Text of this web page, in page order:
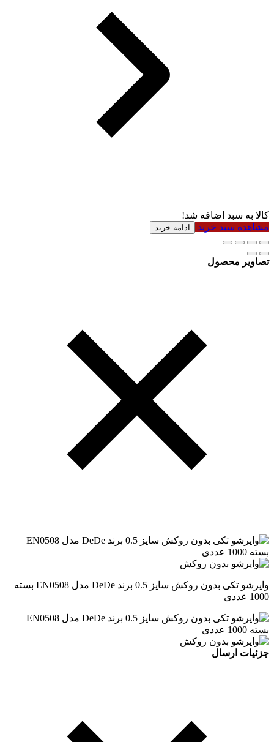
کالا به سبد اضافه شد!
مشاهده سبد خرید
ادامه خرید
تصاویر محصول
وایرشو تکی بدون روکش سایز 0.5 برند DeDe مدل EN0508 بسته
1000 عددی
جزئیات ارسال